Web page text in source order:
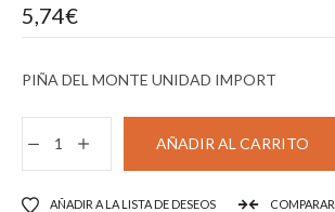
5,74€
PIÑA DEL MONTE UNIDAD IMPORT
AÑADIR AL CARRITO
AÑADIR A LA LISTA DE DESEOS COMPARAR